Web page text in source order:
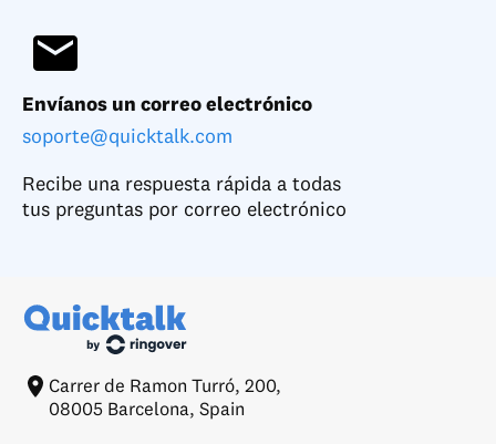
Envíanos un correo electrónico
soporte@quicktalk.com
Recibe una respuesta rápida a todas
tus preguntas por correo electrónico
Carrer de Ramon Turró, 200,
08005 Barcelona, Spain